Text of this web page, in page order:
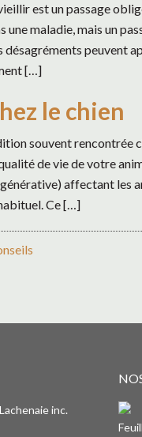
est un passage
une maladie, mais un
désagréments peuvent
[…]
le chien
souvent
de vie de votre
affectant les
Ce […]
inc.